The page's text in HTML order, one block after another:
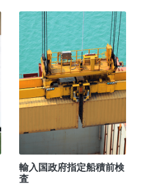
輸入国政府指定船積前検
査